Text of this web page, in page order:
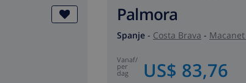
Palmora
Spanje - Costa Brava -
vanaf/
per
dag US$ 83,76